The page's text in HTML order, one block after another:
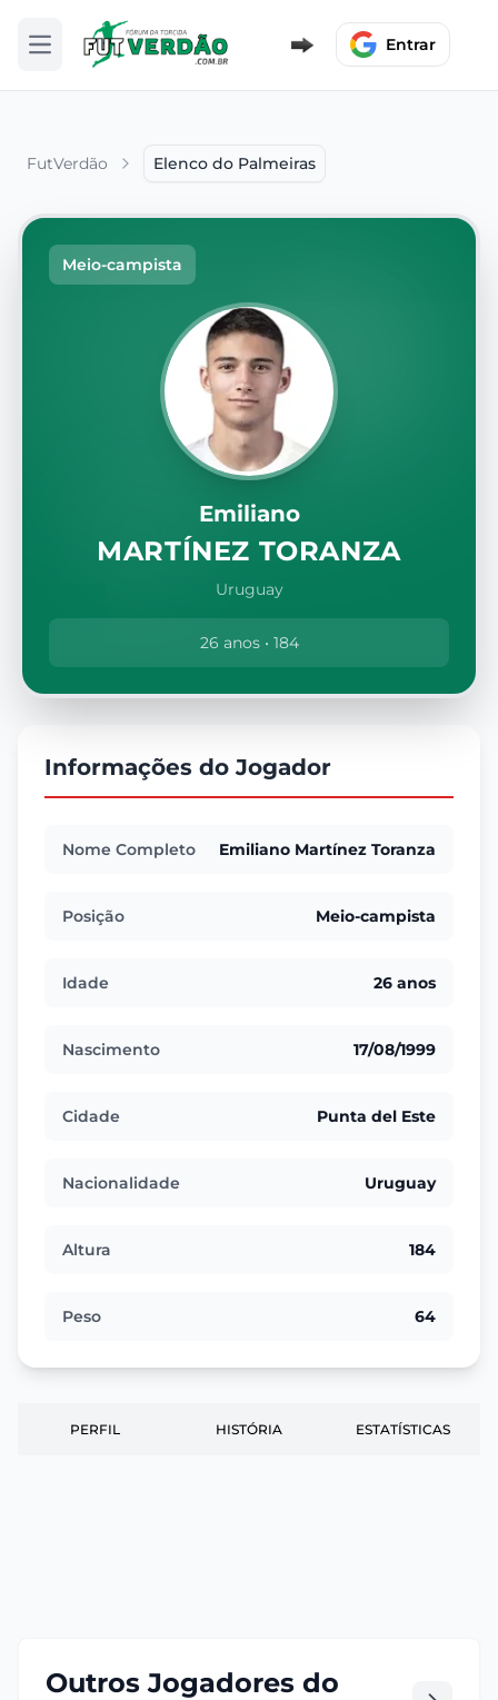
Abrir menu Entrar
FutVerdão Elenco do Palmeiras
Meio-campista
Emiliano
MARTÍNEZ TORANZA
Uruguay
26 anos • 184
Informações do Jogador
Nome Completo Emiliano Martínez Toranza
Posição Meio-campista
Idade 26 anos
Nascimento 17/08/1999
Cidade Punta del Este
Nacionalidade Uruguay
Altura 184
Peso 64
PERFIL HISTÓRIA ESTATÍSTICAS
Outros Jogadores do